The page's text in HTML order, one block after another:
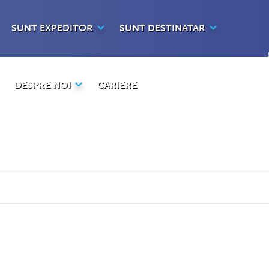
SUNT EXPEDITOR SUNT DESTINATAR
DESPRE NOI CARIERE